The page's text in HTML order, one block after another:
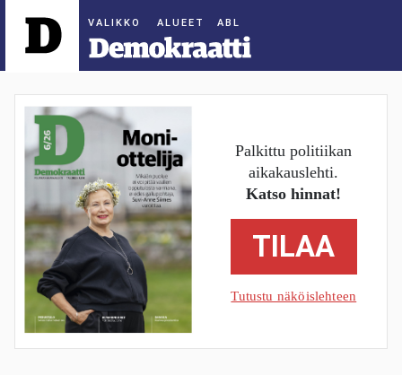
ALUEET
Palkittu politiikan
aikakauslehti.
Katso hinnat!
TILAA
Tutustu näköislehteen